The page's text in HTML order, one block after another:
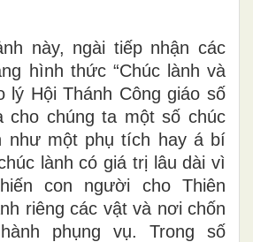
này, ngài tiếp nhận các
hình thức “Chúc lành và
lý Hội Thánh Công giáo số
cho chúng ta một số chúc
như một phụ tích hay á bí
lành có giá trị lâu dài vì
con người cho Thiên
riêng các vật và nơi chốn
phụng vụ. Trong số